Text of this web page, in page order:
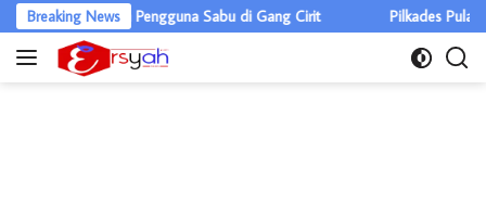
Langsung
ke
Breaking News
dan Pengguna Sabu di Gang Cirit Pilkades Pulau Rakyat